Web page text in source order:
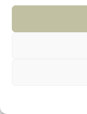
© institut-